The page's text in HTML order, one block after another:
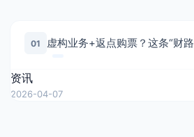
01
资讯
2026-04-07